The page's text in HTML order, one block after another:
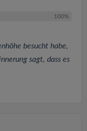
100%
besucht habe,
sagt, dass es